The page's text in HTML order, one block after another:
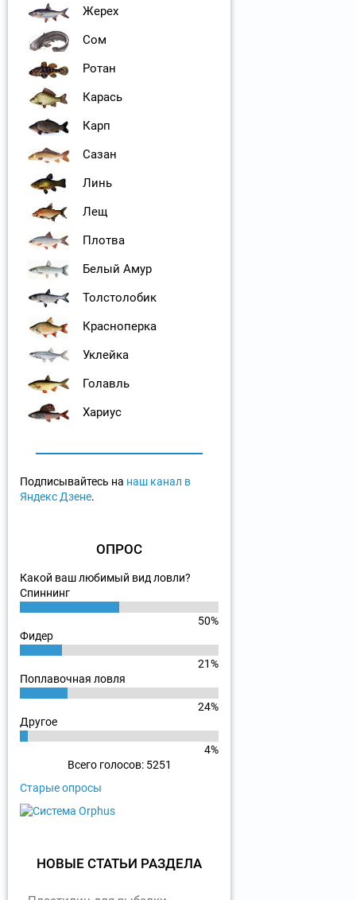
Жерех
Сом
Ротан
Карась
Карп
Сазан
Линь
Лещ
Плотва
Белый Амур
Толстолобик
Красноперка
Уклейка
Голавль
Хариус
Подписывайтесь на наш канал в
Яндекс Дзене.
ОПРОС
Какой ваш любимый вид ловли?
Спиннинг
50%
Фидер
21%
Поплавочная ловля
24%
Другое
4%
Всего голосов: 5251
Старые опросы
НОВЫЕ СТАТЬИ РАЗДЕЛА